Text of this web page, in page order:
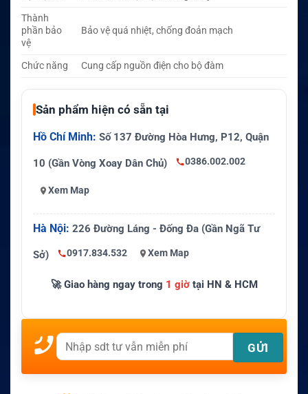
Thành
phần bảo
vệ
Bảo vệ quá nhiệt, chống đoản mạch
Chức năng Cung cấp nguồn điện cho bộ đàm
Sản phẩm hiện có sẵn tại
Hồ Chí Minh: Số 137 Đường Hòa Hưng, P12, Quận
10 (Gần Vòng Xoay Dân Chủ) 0386.002.002
Xem Map
Hà Nội: 226 Đường Láng - Đống Đa (Gần Ngã Tư
Sở) 0917.834.532 Xem Map
🚀 Giao hàng ngay trong 1 giờtại HN & HCM